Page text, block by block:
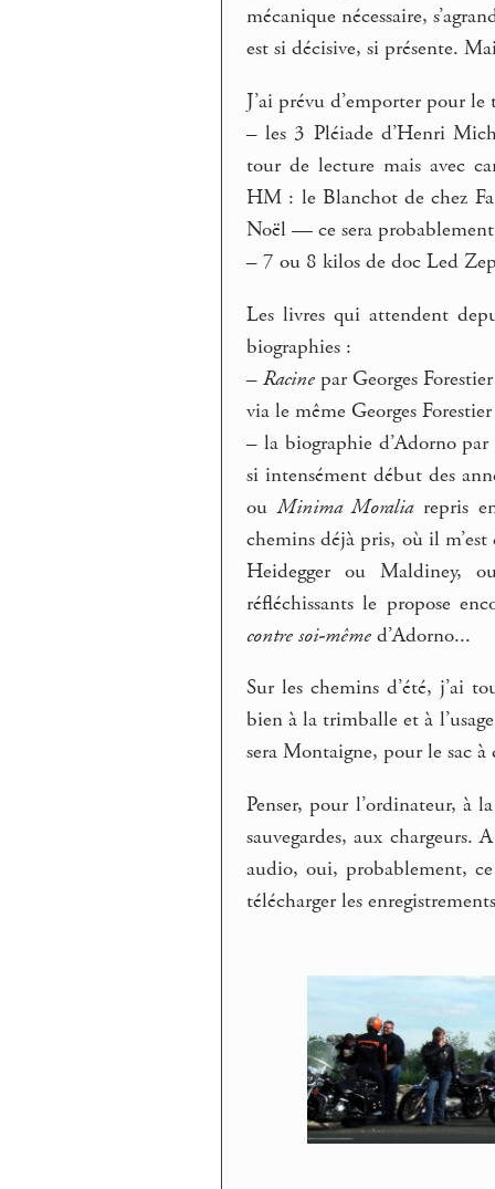
mécanique nécessaire,
est si décisive, si présente.
J’ai prévu d’emporter pour le
– les 3 Pléiade d’Henri
tour de lecture mais avec
HM : le Blanchot de chez
Noël — ce sera
– 7 ou 8 kilos de doc Led
Les livres qui attendent
biographies :
– Racine par Georges
via le même Georges
– la biographie d’Adorno
si intensément début des
ouMinima Moraliarepris
chemins déjà pris, où il
Heidegger ou Maldiney,
réfléchissants le propose
contre soi-même d’Adorno...
Sur les chemins d’été, j’ai
bien à la trimballe et à
sera Montaigne, pour le sac à
Penser, pour l’ordinateur, à
sauvegardes, aux chargeurs.
audio, oui, probablement,
télécharger les